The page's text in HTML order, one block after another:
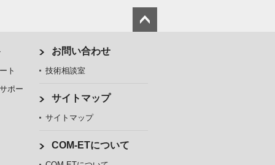
ト
ポー
お問い合わせ
技術相談室
サイトマップ
サイトマップ
COM-ETについて